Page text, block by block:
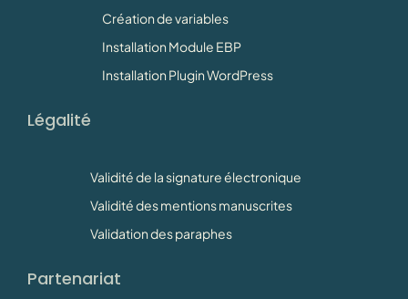
Création de variables
Installation Module EBP
Installation Plugin WordPress
Légalité
Validité de la signature électronique
Validité des mentions manuscrites
Validation des paraphes
Partenariat